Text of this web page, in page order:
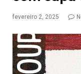
fevereiro 2, 2025